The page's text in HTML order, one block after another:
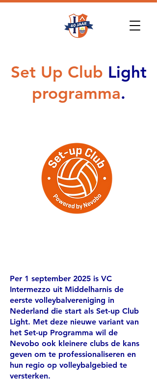
Set Up Club Light
programma.
Per 1 september 2025 is VC
Intermezzo uit Middelharnis de
eerste volleybalvereniging in
Nederland die start als Set-up Club
Light. Met deze nieuwe variant van
het Set-up Programma wil de
Nevobo ook kleinere clubs de kans
geven om te professionaliseren en
hun regio op volleybalgebied te
versterken.